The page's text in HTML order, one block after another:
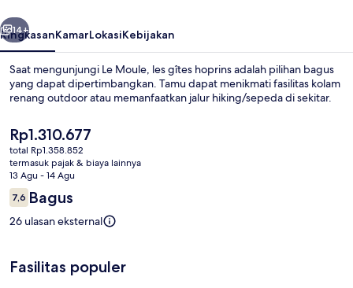
Berikutnya
14+
RingkasanKamarLokasiKebijakan
Saat mengunjungi Le Moule, les gîtes hoprins adalah pilihan bagus
yang dapat dipertimbangkan. Tamu dapat menikmati fasilitas kolam
renang outdoor atau memanfaatkan jalur hiking/sepeda di sekitar.
Harga
saat
ini
Rp1.310.677
Rp1.310.677
total Rp1.358.852
termasuk pajak & biaya lainnya
13 Agu - 14 Agu
Ulasan
7,67,6 dari 10
Bagus
26 ulasan eksternal
Fasilitas populer